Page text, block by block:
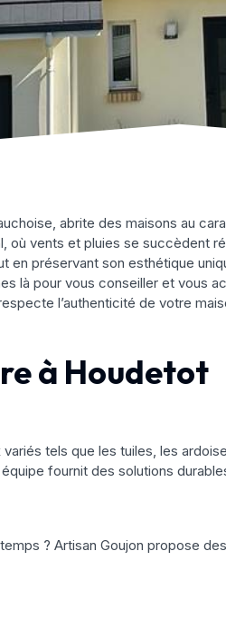
abrite des maisons au
vents et pluies se succèdent
préservant son esthétique
là pour vous conseiller et vous
l’authenticité de votre
à Houdetot
tels que les tuiles, les
fournit des solutions
? Artisan Goujon propose